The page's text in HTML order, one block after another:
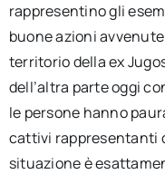
rappresentino gli
buone azioni
territorio della ex
dell’altra parte oggi
le persone hanno
cattivi rappresentanti
situazione è